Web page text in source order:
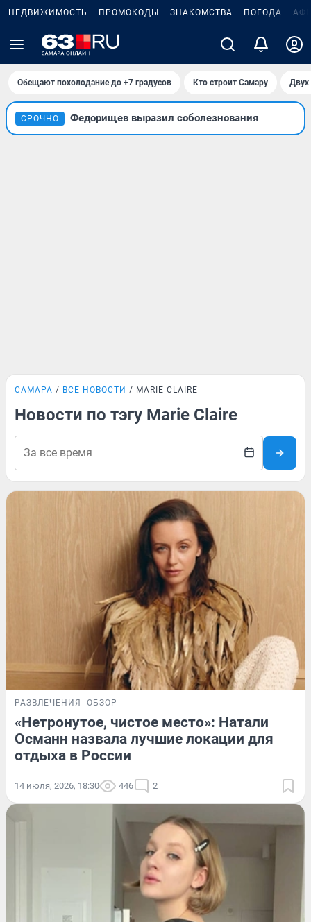
НЕДВИЖИМОСТЬ ПРОМОКОДЫ ЗНАКОМСТВА ПОГОДА
Обещают похолодание до +7 градусов Кто строит Самару Двух
СРОЧНО Федорищев выразил соболезнования
САМАРА ВСЕ НОВОСТИ MARIE CLAIRE
Новости по тэгу Marie Claire
РАЗВЛЕЧЕНИЯ ОБЗОР
«Нетронутое, чистое место»: Натали
Османн назвала лучшие локации для
отдыха в России
14 июля, 2026, 18:30 446 2